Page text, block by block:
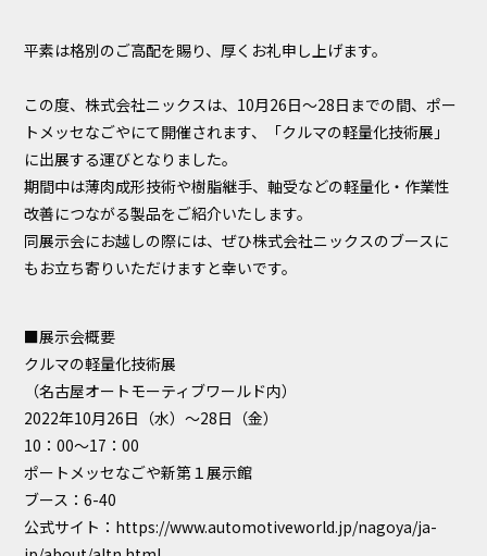
平素は格別のご高配を賜り、厚くお礼申し上げます。
この度、株式会社ニックスは、10月26日～28日までの間、ポー
トメッセなごやにて開催されます、「クルマの軽量化技術展」
に出展する運びとなりました。
期間中は薄肉成形技術や樹脂継手、軸受などの軽量化・作業性
改善につながる製品をご紹介いたします。
同展示会にお越しの際には、ぜひ株式会社ニックスのブースに
もお立ち寄りいただけますと幸いです。
■展示会概要
クルマの軽量化技術展
（名古屋オートモーティブワールド内）
2022年10月26日（水）～28日（金）
10：00～17：00
ポートメッセなごや新第１展示館
ブース：6-40
公式サイト：https://www.automotiveworld.jp/nagoya/ja-